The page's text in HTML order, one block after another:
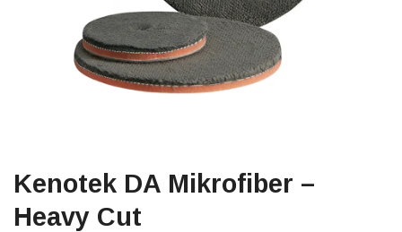
Kenotek DA Mikrofiber –
Heavy Cut